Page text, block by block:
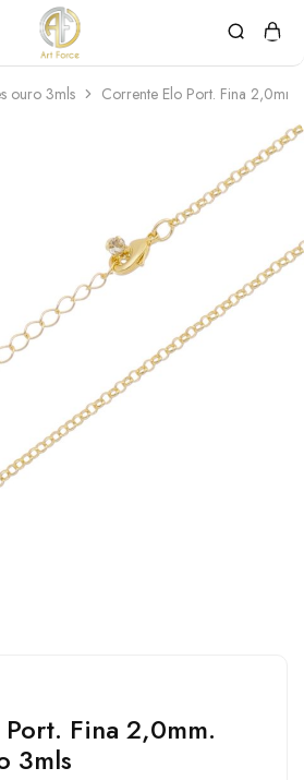
ouro 3mls Corrente Elo Port. Fina
Fina 2,0mm.
3mls